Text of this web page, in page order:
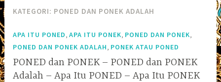
KATEGORI: PONED DAN PONEK ADALAH
APA ITU PONED ,APA ITU PONEK PONED DAN PONEK
PONED DAN PONEK ADALAH PONEK ATAU PONED
PONED dan PONEK – PONED dan PONEK
Adalah – Apa Itu PONED – Apa Itu PONEK